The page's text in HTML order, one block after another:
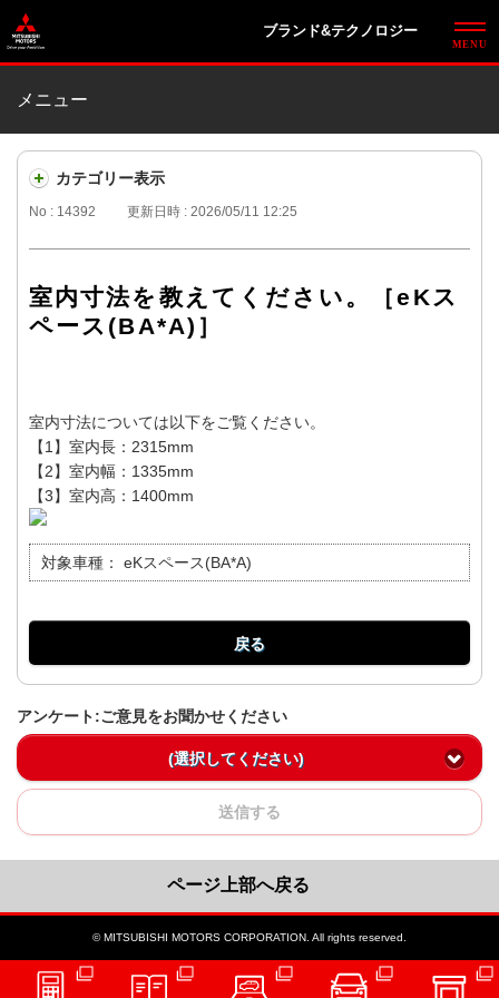
ブランド&テクノロジー
メニュー
カテゴリー表示
No : 14392 更新日時 : 2026/05/11 12:25
室内寸法を教えてください。［eKス
ペース(BA*A)］
室内寸法については以下をご覧ください。
【1】室内長：2315mm
【2】室内幅：1335mm
【3】室内高：1400mm
対象車種： eKスペース(BA*A)
戻る
アンケート:ご意見をお聞かせください
(選択してください)
送信する
ページ上部へ戻る
© MITSUBISHI MOTORS CORPORATION. All rights reserved.